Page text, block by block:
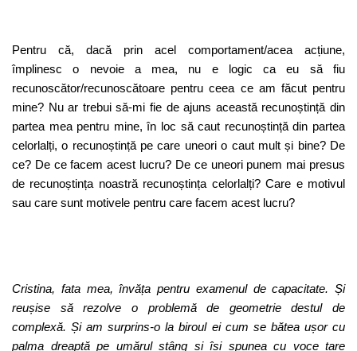
Pentru că, dacă prin acel comportament/acea acțiune,
împlinesc o nevoie a mea, nu e logic ca eu să fiu
recunoscător/recunoscătoare pentru ceea ce am făcut pentru
mine? Nu ar trebui să-mi fie de ajuns această recunoștință din
partea mea pentru mine, în loc să caut recunoștință din partea
celorlalți, o recunoștință pe care uneori o caut mult și bine? De
ce? De ce facem acest lucru? De ce uneori punem mai presus
de recunoștința noastră recunoștința celorlalți? Care e motivul
sau care sunt motivele pentru care facem acest lucru?
Cristina, fata mea, învăța pentru examenul de capacitate. Și
reușise să rezolve o problemă de geometrie destul de
complexă. Și am surprins-o la biroul ei cum se bătea ușor cu
palma dreaptă pe umărul stâng și își spunea cu voce tare